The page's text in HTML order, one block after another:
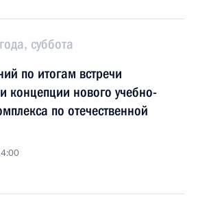
суббота
по итогам встречи
концепции нового учебно-
по отечественной